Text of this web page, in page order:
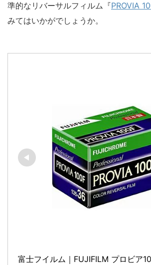
準的なリバーサルフィルム『PROVIA
みてはいかがでしょうか。
富士フイルム｜FUJIFILM プロビア